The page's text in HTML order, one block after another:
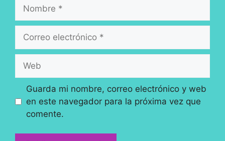
Nombre
Correo
Web
Guarda mi nombre, correo electrónico y web
en este navegador para la próxima vez que
comente.